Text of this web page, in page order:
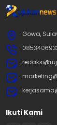
Gowa,
Ikuti Kami